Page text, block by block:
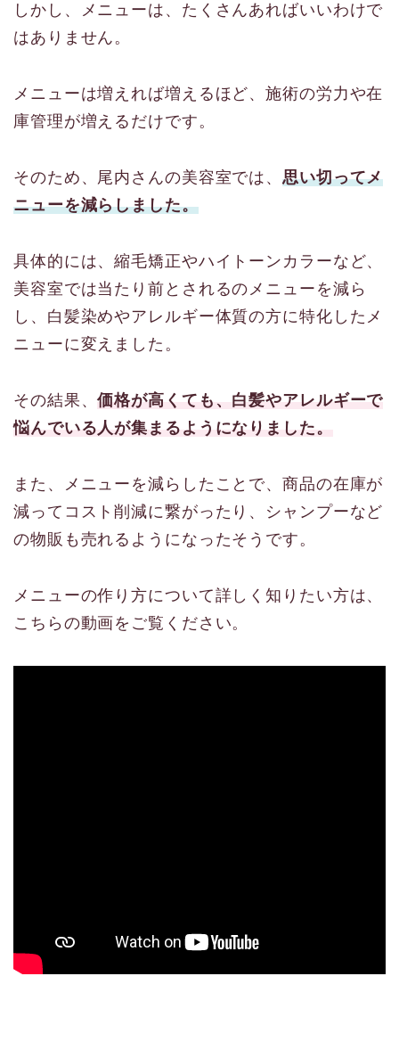
しかし、メニューは、たくさんあればいいわけで
はありません。
メニューは増えれば増えるほど、施術の労力や在
庫管理が増えるだけです。
そのため、尾内さんの美容室では、思い切ってメ
ニューを減らしました。
具体的には、縮毛矯正やハイトーンカラーなど、
美容室では当たり前とされるのメニューを減ら
し、白髪染めやアレルギー体質の方に特化したメ
ニューに変えました。
その結果、価格が高くても、白髪やアレルギーで
悩んでいる人が集まるようになりました。
また、メニューを減らしたことで、商品の在庫が
減って コスト削減に繋がったり、シャンプーなど
の物販も売れるようになったそうです。
メニューの作り方について詳しく知りたい方は、
こちらの動画をご覧ください。